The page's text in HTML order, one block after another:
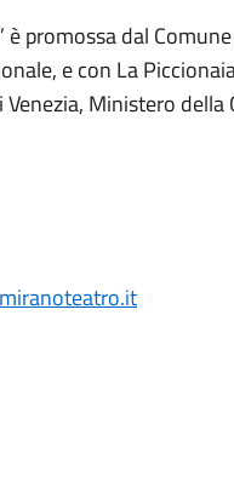
è promossa dal
e con La
Ministero